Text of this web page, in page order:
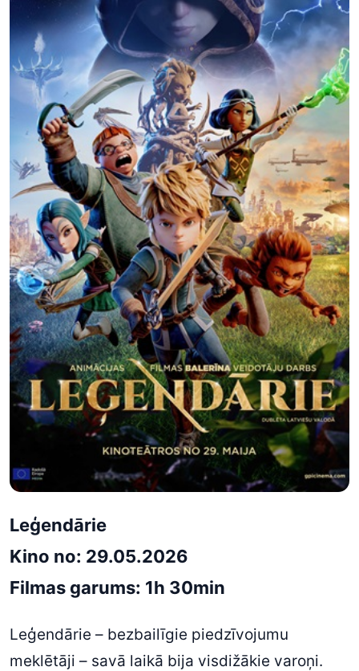
Leģendārie
Kino no: 29.05.2026
Filmas garums: 1h 30min
Leģendārie – bezbailīgie piedzīvojumu
meklētāji – savā laikā bija visdižākie varoņi.